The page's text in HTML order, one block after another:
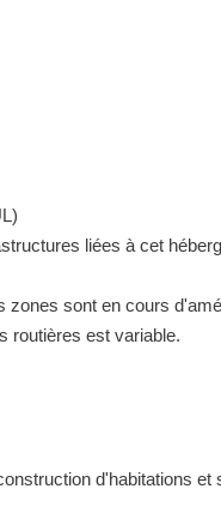
liées à cet
zones sont en cours
routières est variable.
d'habitations